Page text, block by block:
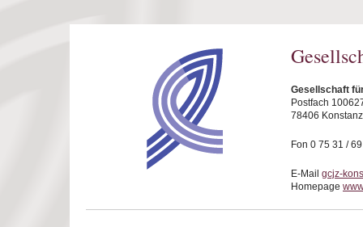
Gesellschaft
Postfach
78406 Konstanz
Fon 0 75 31 /
E-Mail gcjz-
Homepage